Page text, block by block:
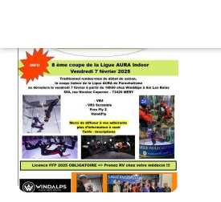
content
Top